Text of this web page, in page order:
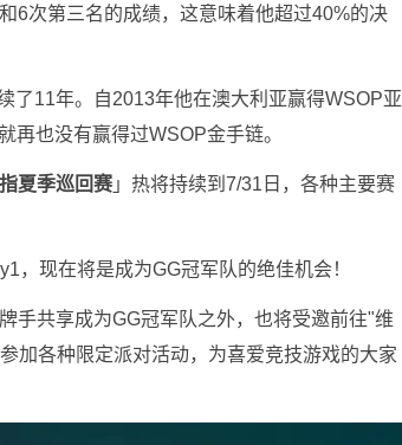
6次第三名的成绩，这意味着他超过40%的决
了11年。自2013年他在澳大利亚赢得WSOP亚
再也没有赢得过WSOP金手链。
夏季巡回赛」热将持续到7/31日，各种主要赛
，现在将是成为GG冠军队的绝佳机会！
手共享成为GG冠军队之外，也将受邀前往"维
加各种限定派对活动，为喜爱竞技游戏的大家